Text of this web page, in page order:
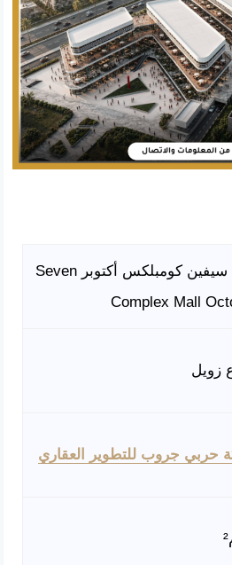
مول سيفين كومبلكس أكتوبر Seven
Complex Mall
زويل
حربي جروب للتطوير العقاري